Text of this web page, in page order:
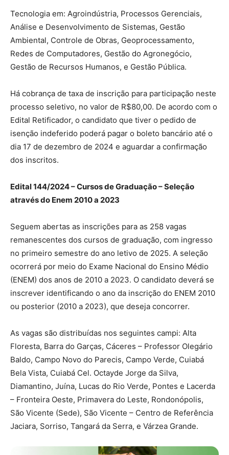
Tecnologia em: Agroindústria, Processos Gerenciais,
Análise e Desenvolvimento de Sistemas, Gestão
Ambiental, Controle de Obras, Geoprocessamento,
Redes de Computadores, Gestão do Agronegócio,
Gestão de Recursos Humanos, e Gestão Pública.
Há cobrança de taxa de inscrição para participação neste
processo seletivo, no valor de R$80,00. De acordo com o
Edital Retificador, o candidato que tiver o pedido de
isenção indeferido poderá pagar o boleto bancário até o
dia 17 de dezembro de 2024 e aguardar a confirmação
dos inscritos.
Edital 144/2024 – Cursos de Graduação – Seleção
através do Enem 2010 a 2023
Seguem abertas as inscrições para as 258 vagas
remanescentes dos cursos de graduação, com ingresso
no primeiro semestre do ano letivo de 2025. A seleção
ocorrerá por meio do Exame Nacional do Ensino Médio
(ENEM) dos anos de 2010 a 2023. O candidato deverá se
inscrever identificando o ano da inscrição do ENEM 2010
ou posterior (2010 a 2023), que deseja concorrer.
As vagas são distribuídas nos seguintes campi: Alta
Floresta, Barra do Garças, Cáceres – Professor Olegário
Baldo, Campo Novo do Parecis, Campo Verde, Cuiabá
Bela Vista, Cuiabá Cel. Octayde Jorge da Silva,
Diamantino, Juína, Lucas do Rio Verde, Pontes e Lacerda
– Fronteira Oeste, Primavera do Leste, Rondonópolis,
São Vicente (Sede), São Vicente – Centro de Referência
Jaciara, Sorriso, Tangará da Serra, e Várzea Grande.